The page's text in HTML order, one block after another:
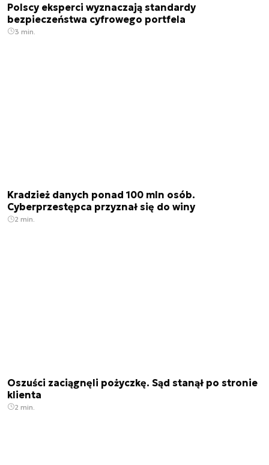
Polscy eksperci wyznaczają standardy
bezpieczeństwa cyfrowego portfela
3 min.
Kradzież danych ponad 100 mln osób.
Cyberprzestępca przyznał się do winy
2 min.
Oszuści zaciągnęli pożyczkę. Sąd stanął po stronie
klienta
2 min.